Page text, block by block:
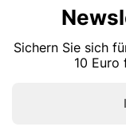
Sichern Sie sich
10 Euro